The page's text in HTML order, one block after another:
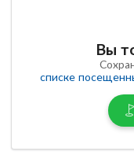
Вы
списке